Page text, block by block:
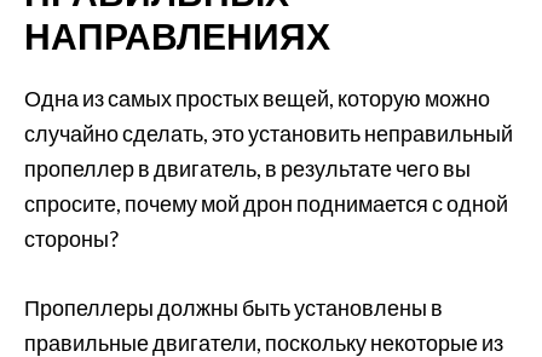
НАПРАВЛЕНИЯХ
Одна из самых простых вещей, которую можно
случайно сделать, это установить неправильный
пропеллер в двигатель, в результате чего вы
спросите, почему мой дрон поднимается с одной
стороны?
Пропеллеры должны быть установлены в
правильные двигатели, поскольку некоторые из